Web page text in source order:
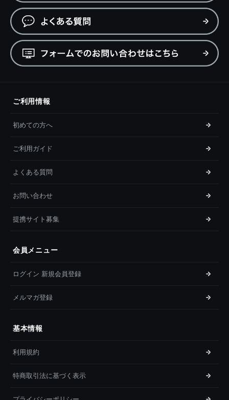
ご利用情報
初めての方へ
ご利用ガイド
よくある質問
お問い合わせ
提携サイト募集
会員メニュー
ログイン 新規会員登録
メルマガ登録
基本情報
利用規約
特商取引法に基づく表示